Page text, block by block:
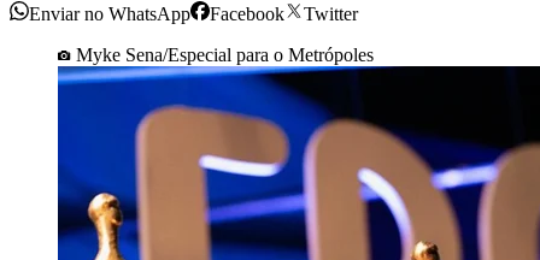
Enviar no WhatsApp Facebook
Twitter
Myke Sena/Especial para o Metrópoles